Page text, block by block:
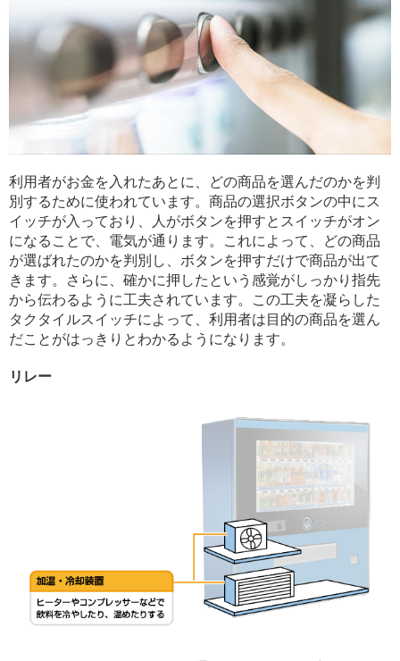
利用者がお金を入れたあとに、どの商品を選んだのかを判
別するために使われています。商品の選択ボタンの中にス
イッチが入っており、人がボタンを押すとスイッチがオン
になることで、電気が通ります。これによって、どの商品
が選ばれたのかを判別し、ボタンを押すだけで商品が出て
きます。さらに、確かに押したという感覚がしっかり指先
から伝わるように工夫されています。この工夫を凝らした
タクタイルスイッチによって、利用者は目的の商品を選ん
だことがはっきりとわかるようになります。
リレー